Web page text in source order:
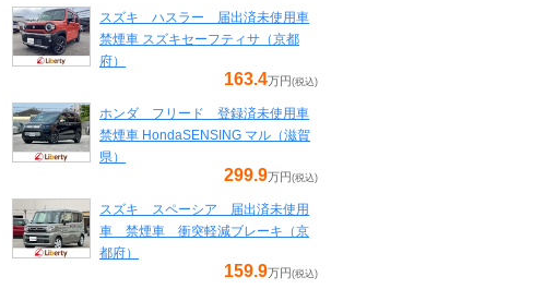
スズキ ハスラー 届出済未使用車
禁煙車 スズキセーフティサ（京都
府）
163.4万円 (税込)
ホンダ フリード 登録済未使用車
禁煙車 HondaSENSING マル（滋賀
県）
299.9万円 (税込)
スズキ スペーシア 届出済未使用
車 禁煙車 衝突軽減ブレーキ（京
都府）
159.9万円 (税込)